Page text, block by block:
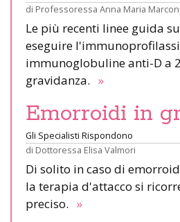
di Professoressa Anna Maria Marconi
Le più recenti linee guida
eseguire
immunoglobuline anti-D a
gravidanza. »
Emorroidi in
Gli Specialisti Rispondono
di Dottoressa Elisa Valmori
Di solito in caso di
la terapia d'attacco si
preciso. »